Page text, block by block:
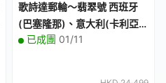
歌詩達郵輪～翡翠號 西班牙
(巴塞隆那)、意大利(卡利亞
里、巴勒摩、羅馬、薩沃
已成團 01/11